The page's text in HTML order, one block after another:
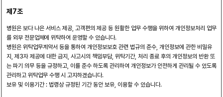
제7조
병원은 보다 나은 서비스 제공, 고객편의 제공 등 원활한 업무 수행을 위하여 개인정보처리 업무
를 외부 전문업체에 위탁하여 운영할 수 있습니다.
병원은 위탁업무계약서 등을 통하여 개인정보보호 관련 법규의 준수, 개인정보에 관한 비밀유
지, 제3자 제공에 대한 금지, 사고시의 책임부담, 위탁기간, 처리 종료 후의 개인정보의 반환 또
는 파기 의무 등을 규정하고, 이를 준수 하도록 관리하여 개인정보가 안전하게 관리될 수 있도록
관리하고 위탁업무 수행 시 고지하겠습니다.
보유 및 이용기간 : 법령상 규정된 기간 동안 보유, 이용할 수 있습니다.